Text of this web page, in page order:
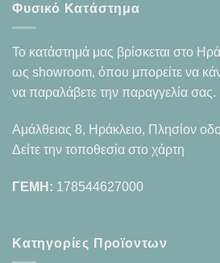
Φυσικό Κατάστημα
Το κατάστημά μας βρίσκεται στο
ως showroom, όπου μπορείτε να
να παραλάβετε την παραγγελία σας.
Αμάλθειας 8, Ηράκλειο, Πλησίον
Δείτε την τοποθεσία στο χάρτη
ΓΕΜΗ: 178544627000
Κατηγορίες Προϊοντων